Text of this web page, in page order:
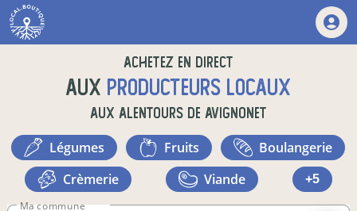
Achetez en direct
auxproducteurs locaux
aux alentours de Avignonet
légumes fruits
boulangerie
crèmerie
viande +5
Ma commune